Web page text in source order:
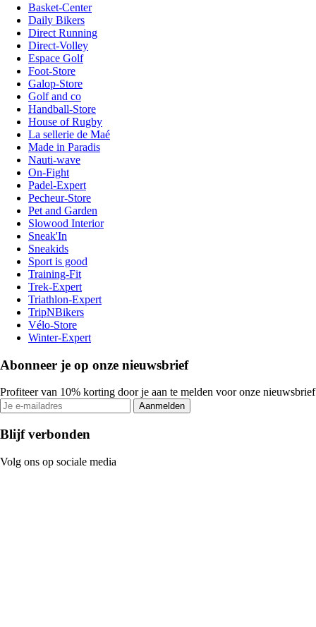
Basket-Center
Daily Bikers
Direct Running
Direct-Volley
Espace Golf
Foot-Store
Galop-Store
Golf and co
Handball-Store
House of Rugby
La sellerie de Maé
Made in Paradis
Nauti-wave
On-Fight
Padel-Expert
Pecheur-Store
Pet and Garden
Slowood Interior
Sneak'In
Sneakids
Sport is good
Training-Fit
Trek-Expert
Triathlon-Expert
TripNBikers
Vélo-Store
Winter-Expert
Abonneer je op onze nieuwsbrief
Profiteer van 10% korting door je aan te melden voor onze nieuwsbrief
Aanmelden
Blijf verbonden
Volg ons op sociale media